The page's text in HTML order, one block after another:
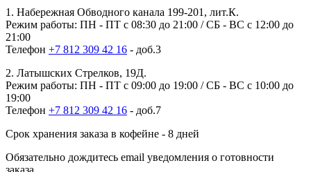
1. Набережная Обводного канала 199-201, лит.К.
Режим работы: ПН - ПТ с 08:30 до 21:00 / СБ - ВС с 12:00 до
21:00
Телефон +7 812 309 42 16 - доб.3
2. Латышских Стрелков, 19Д.
Режим работы: ПН - ПТ с 09:00 до 19:00 / СБ - ВС с 10:00 до
19:00
Телефон +7 812 309 42 16 - доб.7
Срок хранения заказа в кофейне - 8 дней
Обязательно дождитесь email уведомления о готовности
заказа.